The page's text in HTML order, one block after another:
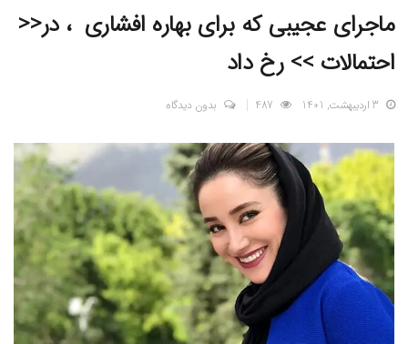
ماجرای عجیبی که برای بهاره افشاری ، در<<
احتمالات >> رخ داد
3 اردیبهشت, 1401 بدون دیدگاه